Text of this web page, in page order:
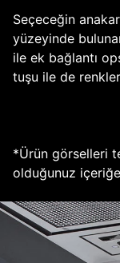
Seçeceğin
yüzeyinde
ile ek bağlantı
tuşu ile de
*Ürün görselleri
olduğunuz